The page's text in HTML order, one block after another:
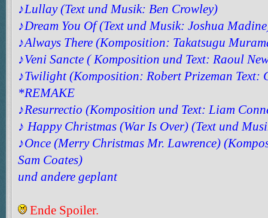
♪Lullay (Text und Musik: Ben Crowley)
♪Dream You Of (Text und Musik: Joshua
♪Always There (Komposition: Takatsugu
♪Veni Sancte ( Komposition und Text: Raoul
♪Twilight (Komposition: Robert Prizeman Text:
*REMAKE
♪Resurrectio (Komposition und Text: Liam
♪ Happy Christmas (War Is Over) (Text und
♪Once (Merry Christmas Mr. Lawrence)
Sam Coates)
und andere geplant
Ende Spoiler.